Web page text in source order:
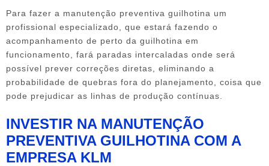
Para fazer a manutenção preventiva guilhotina um
profissional especializado, que estará fazendo o
acompanhamento de perto da guilhotina em
funcionamento, fará paradas intercaladas onde será
possível prever correções diretas, eliminando a
probabilidade de quebras fora do planejamento, coisa que
pode prejudicar as linhas de produção contínuas.
INVESTIR NA MANUTENÇÃO
PREVENTIVA GUILHOTINA COM A
EMPRESA KLM